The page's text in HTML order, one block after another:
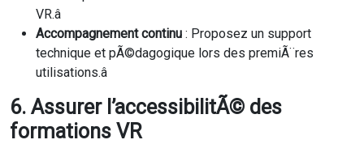
VR.â
Accompagnement continu : Proposez un support
technique et pÃ©dagogique lors des premiÃ¨res
utilisations.â
6. Assurer l’accessibilitÃ© des
formations VR